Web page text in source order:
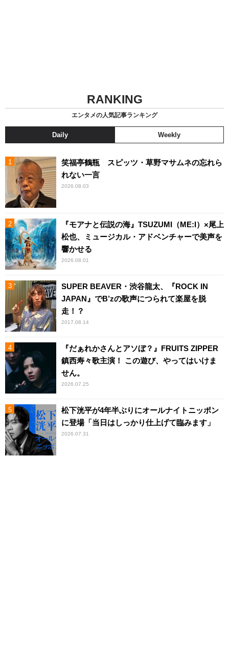
RANKING
エンタメの人気記事ランキング
Daily Weekly
笑福亭鶴瓶 スピッツ・草野マサムネの忘れら
れない一言
2026.08.03
『モアナと伝説の海』TSUZUMI（ME:I）×尾上
松也、ミュージカル・アドベンチャーで美声を
響かせる
2026.08.01
SUPER BEAVER・渋谷龍太、『ROCK IN
JAPAN』でB’zの歌声につられて楽屋を脱
走！？
2017.08.14
『だぁれかさんとアソぼ？』FRUITS ZIPPER
鎮西寿々歌主演！ この遊び、やってはいけま
せん。
2026.07.25
松下洸平が4年半ぶりにオールナイトニッポン
に登場「当日はしっかり仕上げて臨みます」
2026.07.31